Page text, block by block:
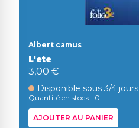
Albert camus
L'ete
3,00 €
Disponible sous 3/4 jours
Quantité en stock : 0
AJOUTER AU PANIER